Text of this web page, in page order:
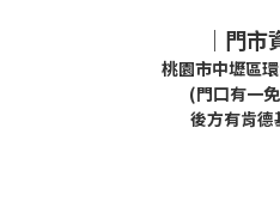
｜門市
桃園市中壢區
(門口有一
後方有肯德